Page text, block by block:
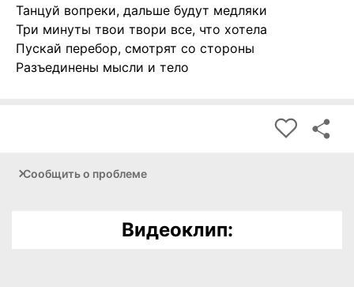
Танцуй вопреки, дальше будут медляки
Три минуты твои твори все, что хотела
Пускай перебор, смотрят со стороны
Разъединены мысли и тело
Сообщить о проблеме
Видеоклип: